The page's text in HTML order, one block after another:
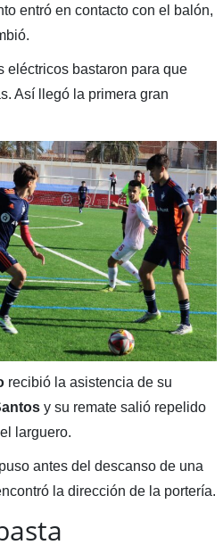
entró en contacto con el balón,
eléctricos bastaron para que
Así llegó la primera gran
recibió la asistencia de su
y su remate salió repelido
larguero.
antes del descanso de una
la dirección de la portería.